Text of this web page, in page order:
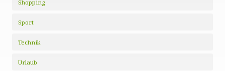
Shopping
Sport
Technik
Urlaub